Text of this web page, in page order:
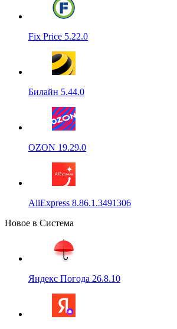
Fix Price 5.22.0
Билайн 5.44.0
OZON 19.29.0
AliExpress 8.86.1.3491306
Новое в Система
Яндекс Погода 26.8.10